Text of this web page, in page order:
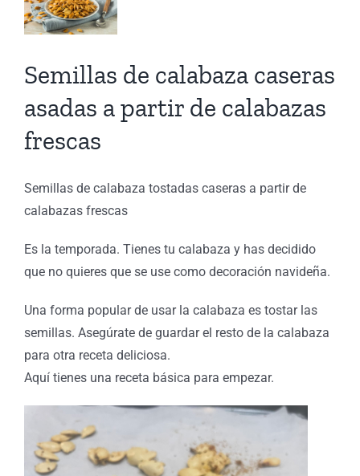
Semillas de calabaza caseras
asadas a partir de calabazas
frescas
Semillas de calabaza tostadas caseras a partir de
calabazas frescas
Es la temporada. Tienes tu calabaza y has decidido
que no quieres que se use como decoración navideña.
Una forma popular de usar la calabaza es tostar las
semillas. Asegúrate de guardar el resto de la calabaza
para otra receta deliciosa.
Aquí tienes una receta básica para empezar.